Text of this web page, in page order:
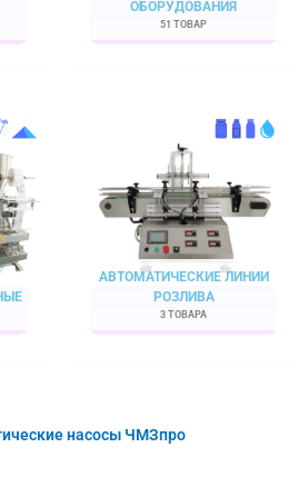
ОБОРУДОВАНИЯ
51 ТОВАР
АВТОМАТИЧЕСКИЕ ЛИНИИ
РОЗЛИВА
3 ТОВАРА
насосы ЧМЗпро